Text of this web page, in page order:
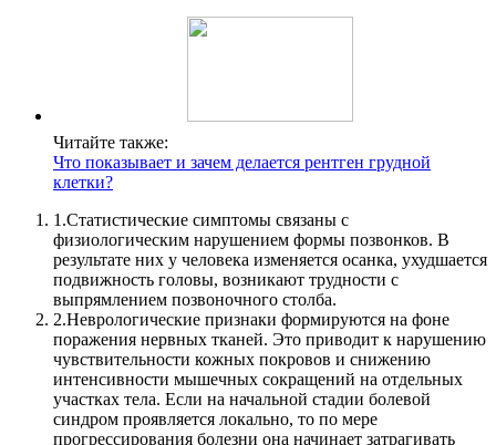
Читайте также:
Что показывает и зачем делается рентген грудной
клетки?
1.Статистические симптомы связаны с
физиологическим нарушением формы позвонков. В
результате них у человека изменяется осанка, ухудшается
подвижность головы, возникают трудности с
выпрямлением позвоночного столба.
2.Неврологические признаки формируются на фоне
поражения нервных тканей. Это приводит к нарушению
чувствительности кожных покровов и снижению
интенсивности мышечных сокращений на отдельных
участках тела. Если на начальной стадии болевой
синдром проявляется локально, то по мере
прогрессирования болезни она начинает затрагивать